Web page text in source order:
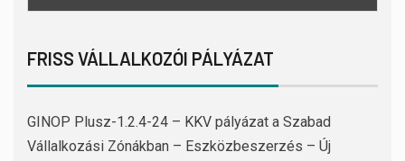
FRISS VÁLLALKOZÓI PÁLYÁZAT
GINOP Plusz-1.2.4-24 – KKV pályázat a Szabad
Vállalkozási Zónákban – Eszközbeszerzés – Új